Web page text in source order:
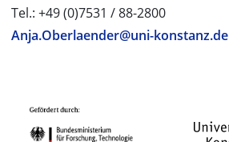
Tel.: +49 (0)7531 / 88-2800
Anja.Oberlaender@uni-konstanz.de